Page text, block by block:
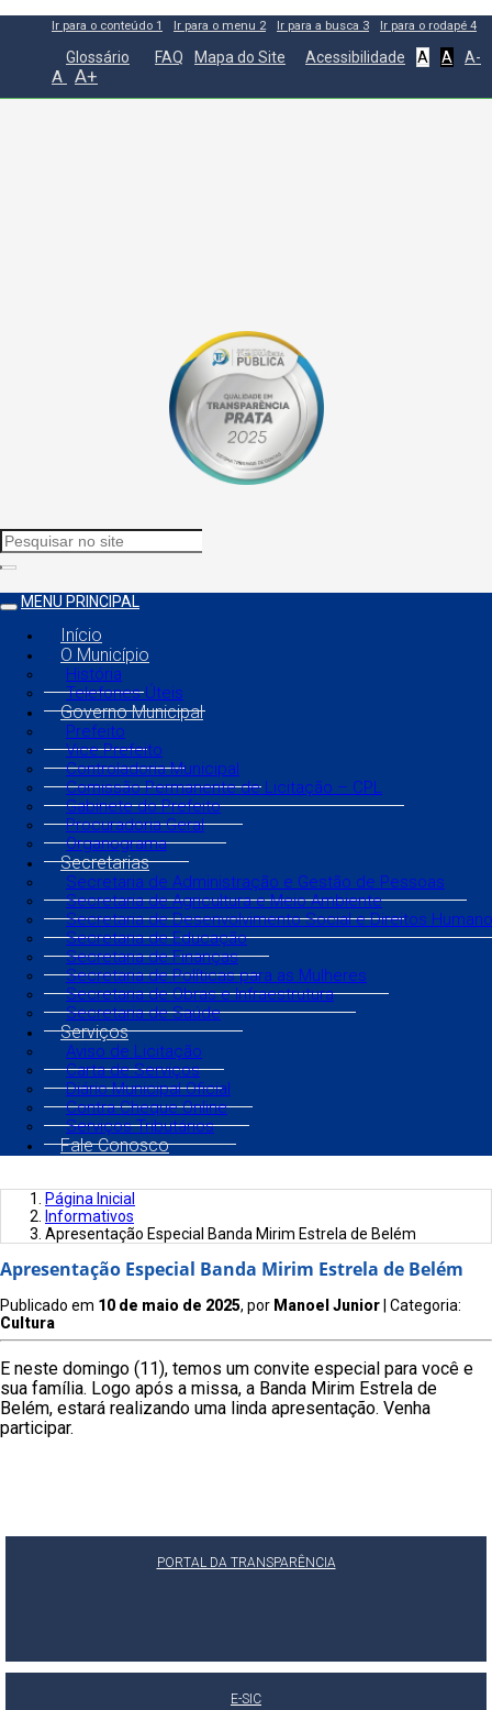
Ir para o conteúdo 1 Ir para o menu 2 Ir para a busca 3 Ir para o rodapé 4
Glossário FAQ Mapa do Site Acessibilidade A A A-
A A+
MENU PRINCIPAL
Início
O Município
História
Telefones Úteis
Governo Municipal
Prefeito
Vice Prefeito
Controladoria Municipal
Comissão Permanente de Licitação – CPL
Gabinete do Prefeito
Procuradoria Geral
Organograma
Secretarias
Secretaria de Administração e Gestão de Pessoas
Secretaria de Agricultura e Meio Ambiente
Secretaria de Desenvolvimento Social e Direitos
Secretaria de Educação
Secretaria de Finanças
Secretaria de Políticas para as Mulheres
Secretaria de Obras e Infraestrutura
Secretaria de Saúde
Serviços
Aviso de Licitação
Carta de Serviços
Diário Municipal Oficial
Contra Cheque Online
Serviços Tributários
Fale Conosco
Página Inicial
Informativos
Apresentação Especial Banda Mirim Estrela de Belém
Apresentação Especial Banda Mirim Estrela de Belém
Publicado em 10 de maio de 2025, por Manoel Junior | Categoria:
Cultura
E neste domingo (11), temos um convite especial para você e
sua família. Logo após a missa, a Banda Mirim Estrela de
Belém, estará realizando uma linda apresentação. Venha
participar.
PORTAL DA TRANSPARÊNCIA
E-SIC